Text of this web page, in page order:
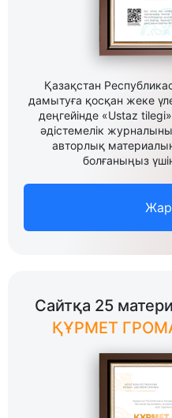
Қазақстан
дамытуға қосқан жеке
деңгейінде «Ustaz
әдістемелік
авторлық
болғаныңыз
Сайтқа 25
ҚҰРМЕТ